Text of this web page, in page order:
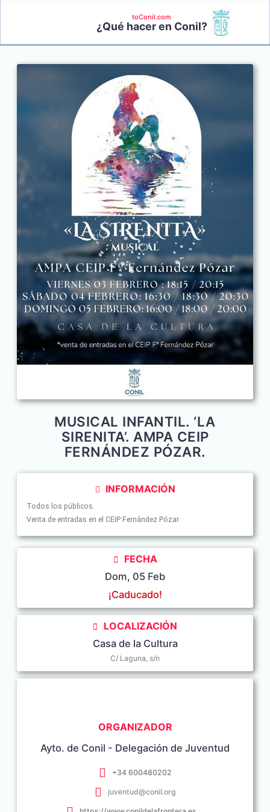
toConil.com
¿Qué hacer en Conil?
MUSICAL INFANTIL. ‘LA
SIRENITA’. AMPA CEIP
FERNÁNDEZ PÓZAR.
INFORMACIÓN
Todos los públicos.
Venta de entradas en el CEIP Fernández Pózar.
FECHA
Dom, 05 Feb
¡Caducado!
LOCALIZACIÓN
Casa de la Cultura
C/ Laguna, s/n
ORGANIZADOR
Ayto. de Conil - Delegación de Juventud
+34 600480202
juventud@conil.org